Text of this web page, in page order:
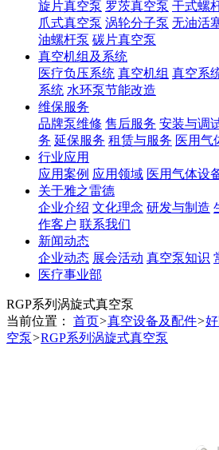
旋片真空泵 罗茨真空泵 干式螺
爪式真空泵 涡轮分子泵 无油活
油螺杆泵 碳片真空泵
真空机组及系统
医疗负压系统 真空机组 真空系
系统 水环泵节能改造
维保服务
品牌泵维修 售后服务 安装与调
务 延保服务 租赁与服务 医用气
行业应用
应用案例 应用领域 医用气体设
关于雅之雷德
企业介绍 文化理念 研发与制造
作客户 联系我们
新闻动态
企业动态 展会活动 真空泵知识
医疗事业部
RGP系列涡旋式真空泵
当前位置：
首页>真空设备及配件>
空泵>RGP系列涡旋式真空泵